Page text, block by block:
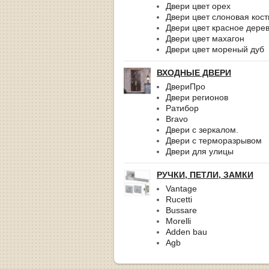
Двери цвет орех
Двери цвет слоновая
Двери цвет красное
Двери цвет махагон
Двери цвет мореный дуб
ВХОДНЫЕ ДВЕРИ
ДвериПро
Двери регионов
Ратибор
Bravo
Двери с зеркалом.
Двери с терморазрывом
Двери для улицы
РУЧКИ, ПЕТЛИ, ЗАМКИ
Vantage
Rucetti
Bussare
Morelli
Adden bau
Agb